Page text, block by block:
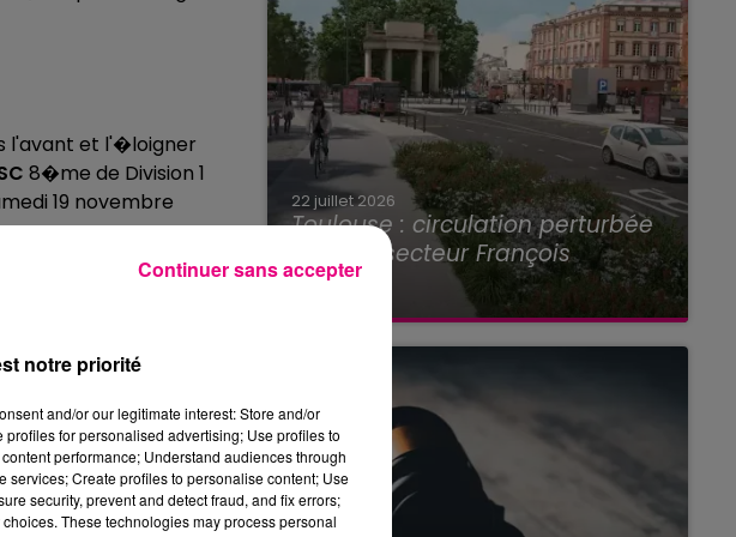
l'avant et l'�loigner
8�me de Division 1
19 novembre
� un match
apr�s, les
le terme du 1er
temps, leTBHC
rendez-vous :
22 juillet 2026
Toulouse : circulation perturbée
dans le secteur François
Verdier...
notre priorité
and/or our legitimate interest: Store and/or
for personalised advertising; Use profiles to
performance; Understand audiences through
services; Create profiles to personalise content; Use
security, prevent and detect fraud, and fix errors;
These technologies may process personal
Continuer sans accepter